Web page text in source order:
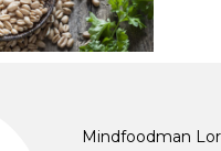
Mindfoodman